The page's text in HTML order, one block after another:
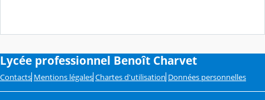
Lycée professionnel Benoît Charvet
Contacts Mentions légales Chartes d'utilisation Données personnelles